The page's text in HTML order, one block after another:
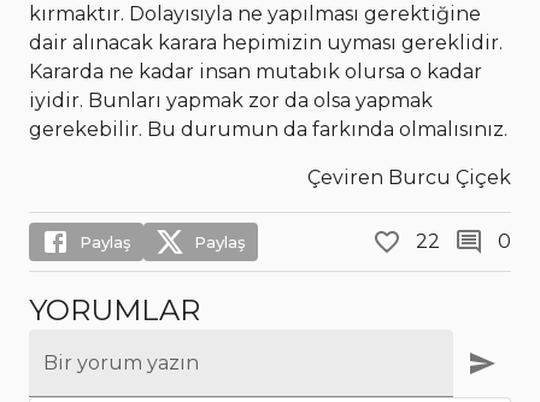
kırmaktır. Dolayısıyla ne yapılması gerektiğine
dair alınacak karara hepimizin uyması gereklidir.
Kararda ne kadar insan mutabık olursa o kadar
iyidir. Bunları yapmak zor da olsa yapmak
gerekebilir. Bu durumun da farkında olmalısınız.
Çeviren Burcu Çiçek
Paylaş Paylaş 22 0
YORUMLAR
Bir yorum yazın